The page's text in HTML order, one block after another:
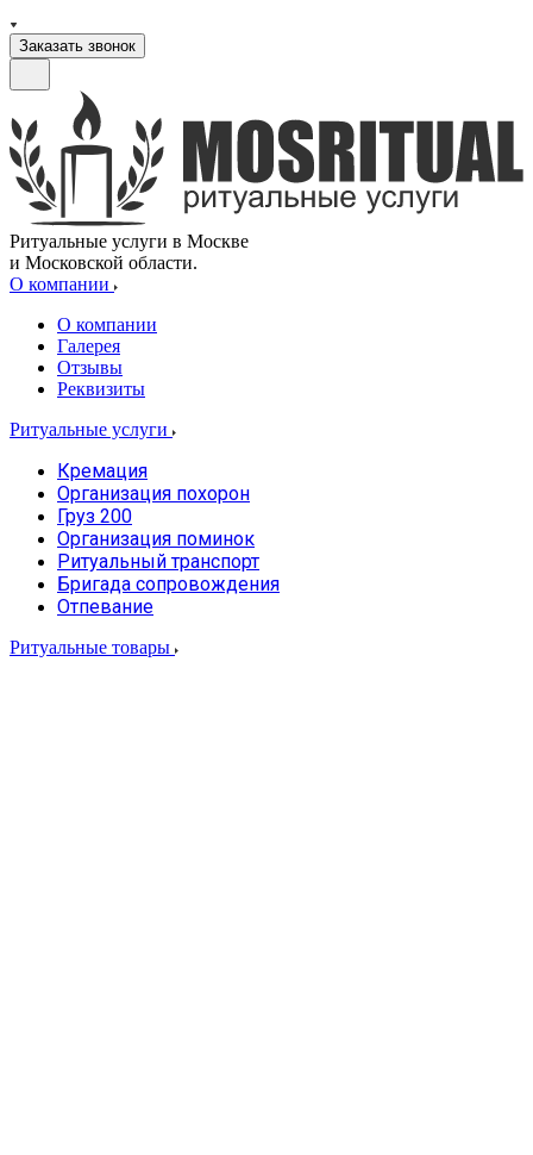
Заказать звонок
Ритуальные услуги в Москве
и Московской области.
О компании
О компании
Галерея
Отзывы
Реквизиты
Ритуальные услуги
Кремация
Организация похорон
Груз 200
Организация поминок
Ритуальный транспорт
Бригада сопровождения
Отпевание
Ритуальные товары